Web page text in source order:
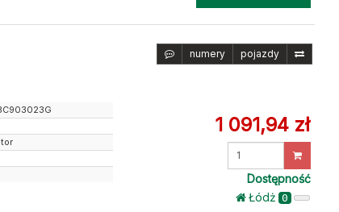
numery pojazdy
1 091,94 zł
Wprowadź
Dostępność
Łódż 0